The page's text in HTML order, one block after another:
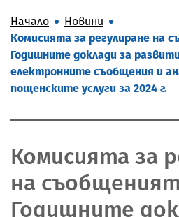
Начало
Новини
Комисията за регулиране на
Годишните доклади за
електронните съобщения и
пощенските услуги за 2024 г.
Комисията за
на
Годишните